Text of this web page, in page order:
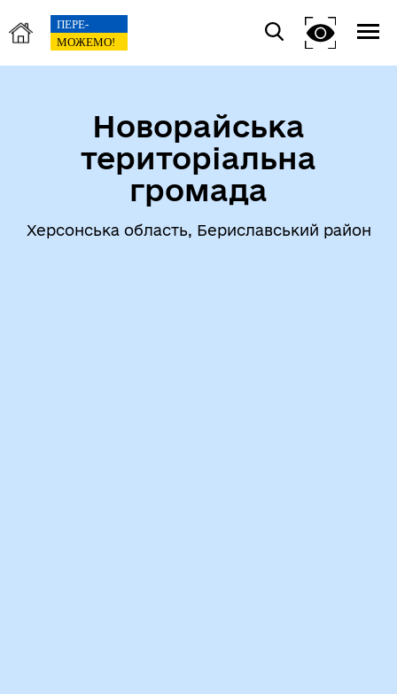
Новорайська
територіальна
громада
Херсонська область, Бериславський район